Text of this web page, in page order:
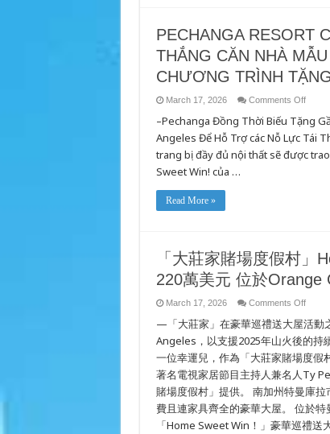
14
PECHANGA RESORT
THẮNG CĂN NHÀ
CHƯƠNG TRÌNH
March 17, 2026 Comments Offon
BIẾU
CHO
$2.2
QUẬN
TẶNG
NHÀ
WIN!
–Pechanga Đồng Thời Biếu Tặng
Angeles Để Hỗ Trợ các Nỗ Lực Tái
trang bị đầy đủ nội thất sẽ được
Sweet Win! của …
Read More »
「大莊家賭場度假村」
220萬美元 位於Orange
March 17, 2026 Comments Offon
莊
家
賭
場
度
假
村」
Home
Win！
—「大莊家」在豪華巡禮送大屋活動
Angeles，以支援2025年山火後的
一位幸運兒，作為「大莊家賭場度假
著名電視家居節目主持人兼名人Ty
賭場度假村」提供。 南加州特曼庫
費且連家具齊全的豪華大屋。 位於
「Home Sweet Win！」豪華巡禮